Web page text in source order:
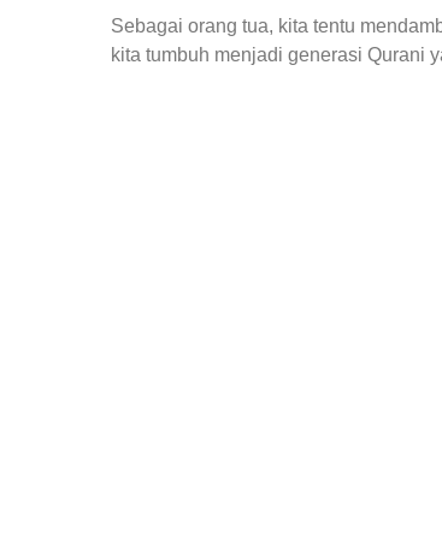
Sebagai orang tua, kita tentu
kita tumbuh menjadi generasi Qurani